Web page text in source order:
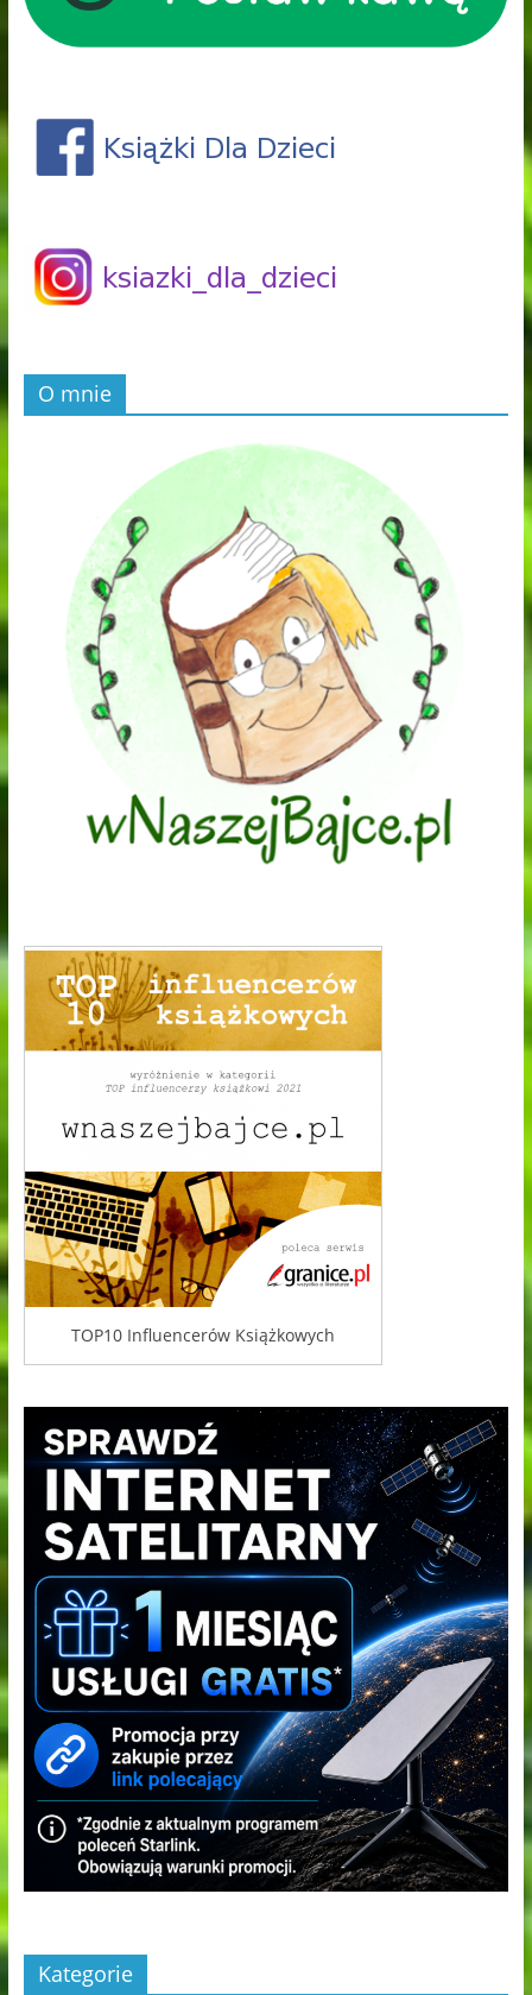
O mnie
TOP10 Influencerów Książkowych
Kategorie